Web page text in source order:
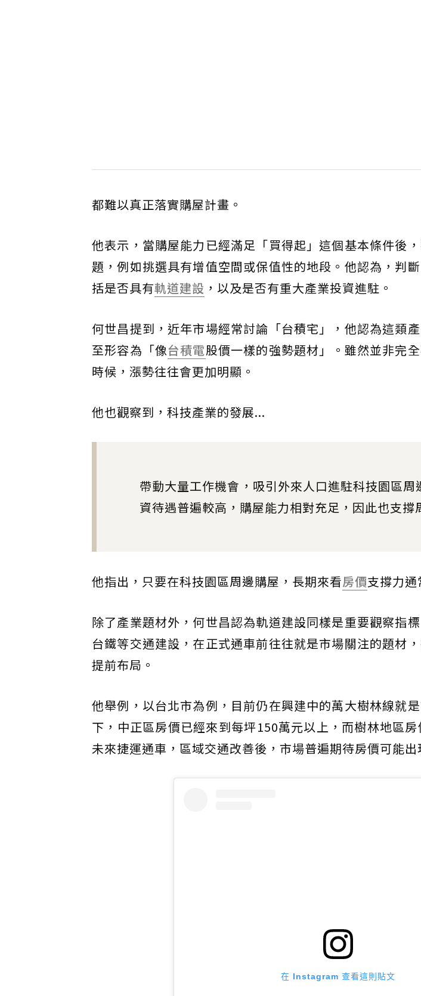
都難以真正落實購屋計畫。
他表示，當購屋能力已經滿足「買得起」這個基本條件後
題，例如挑選具有增值空間或保值性的地段。他認為，判
括是否具有軌道建設 ，以及是否有重大產業投資進駐。
何世昌提到，近年市場經常討論「台積宅」，他認為這類
至形容為「像台積電股價一樣的強勢題材」。雖然並非完
時候，漲勢往往會更加明顯。
他也觀察到，科技產業的發展...
帶動大量工作機會，吸引外來人口進駐科技園區
資待遇普遍較高，購屋能力相對充足，因此也支撐
他指出，只要在科技園區周邊購屋，長期來看房價支撐力通
除了產業題材外，何世昌認為軌道建設同樣是重要觀察指
台鐵等交通建設，在正式通車前往往就是市場關注的題材
提前布局。
他舉例，以台北市為例，目前仍在興建中的萬大樹林線就
下，中正區房價已經來到每坪150萬元以上，而樹林地區
未來捷運通車，區域交通改善後，市場普遍期待房價可能出
在 Instagram 查看這則貼文